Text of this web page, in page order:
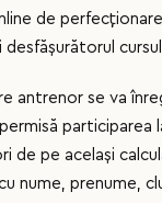
de
desfășurătorul
antrenor se va
participarea
de pe același
nume, prenume,